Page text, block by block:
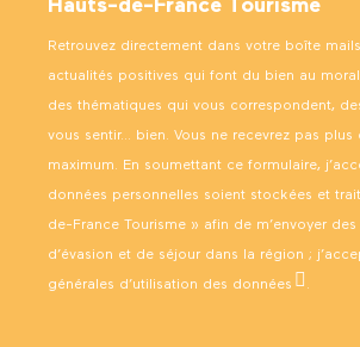
Hauts-de-France Tourisme
Retrouvez directement dans votre boîte
actualités positives qui font du bien au
des thématiques qui vous correspondent,
vous sentir… bien. Vous ne recevrez pas plus
maximum. En soumettant ce formulaire,
données personnelles soient stockées et
de-France Tourisme » afin de m’envoyer
d’évasion et de séjour dans la région ;
générales d’utilisation des données .